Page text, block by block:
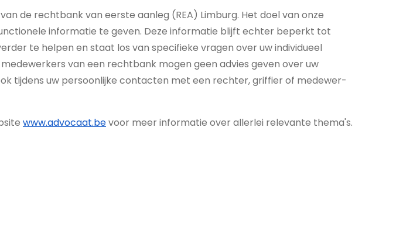
de rechtbank van eerste aanleg (REA) Limburg. Het doel van onze
informatie te geven. Deze informatie blijft echter beperkt tot
te helpen en staat los van specifieke vragen over uw individueel
van een rechtbank mogen geen advies geven over uw
tijdens uw persoonlijke con­tacten met een rechter, griffier of me­de­wer­
www.advocaat.bevoor meer informatie over allerlei relevante thema's.